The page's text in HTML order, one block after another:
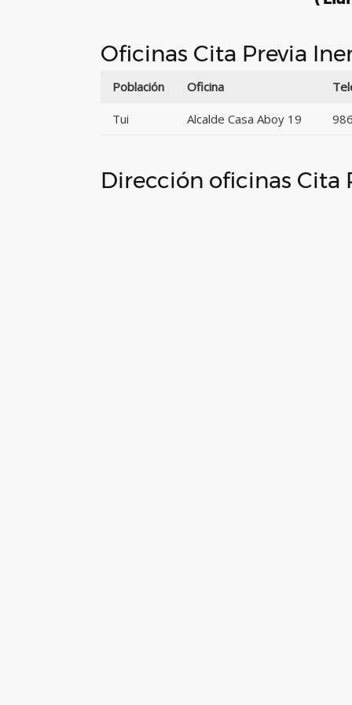
Oficinas Cita Previa
Población Oficina
Tui Alcalde Casa Aboy 19
Dirección oficinas Cita